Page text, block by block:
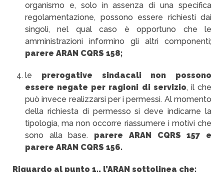
organismo e, solo in assenza di una specifica
regolamentazione, possono essere richiesti dai
singoli, nel qual caso è opportuno che le
amministrazioni informino gli altri componenti;
parere ARAN CQRS 158;
le prerogative sindacali
non possono
essere negate per ragioni di servizio, il che
può invece realizzarsi per i permessi. Al momento
della richiesta di permesso si deve indicarne la
tipologia, ma non occorre riassumere i motivi che
sono alla base. parere ARAN CQRS 157 e
parere ARAN CQRS 156.
Riguardo al punto 1., l’ARAN sottolinea che: